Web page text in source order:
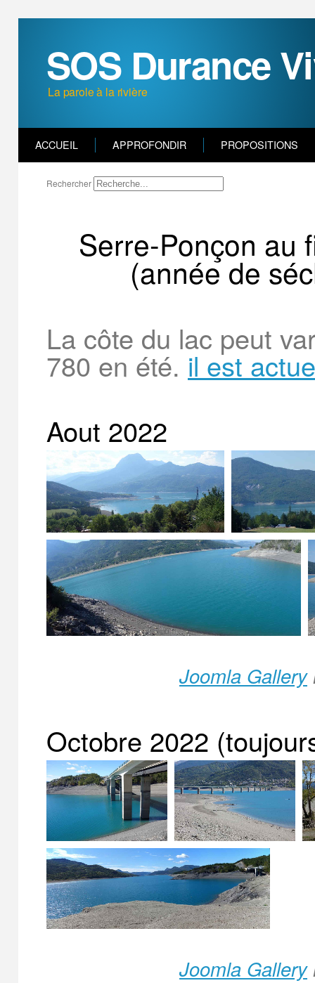
SOS Durance
La parole à la rivière
ACCUEIL APPROFONDIR PROPOSITIONS
Rechercher
Serre-Ponçon au
(année de
La côte du lac peut
780 en été. il est
Aout 2022
Joomla Gallery
Octobre 2022
Joomla Gallery